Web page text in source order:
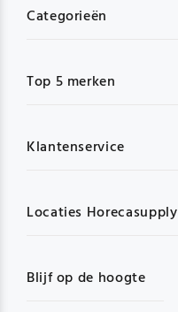
Blijf op de hoogte
Categorieën
Top 5 merken
Klantenservice
Locaties Horecasupply